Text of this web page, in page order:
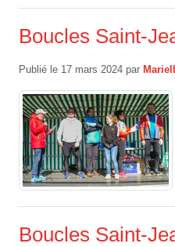
Boucles Saint-
Publié le 17 mars 2024 par
Boucles Saint-